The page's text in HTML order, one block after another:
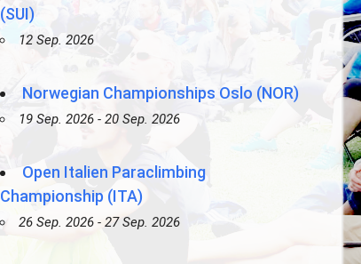
(SUI)
12 Sep. 2026
Norwegian Championships Oslo (NOR)
19 Sep. 2026 - 20 Sep. 2026
Open Italien Paraclimbing
Championship (ITA)
26 Sep. 2026 - 27 Sep. 2026